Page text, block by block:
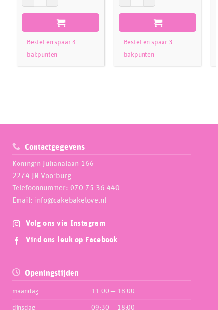
Bestel en spaar 8
bakpunten
Bestel en spaar 3
bakpunten
Contactgegevens
Koningin Julianalaan 166
2274 JN Voorburg
Telefoonnummer: 070 75 36 440
Email: info@cakebakelove.nl
Volg ons via Instagram
Vind ons leuk op Facebook
Openingstijden
maandag 11:00 — 18:00
dinsdag 09:30 — 18:00